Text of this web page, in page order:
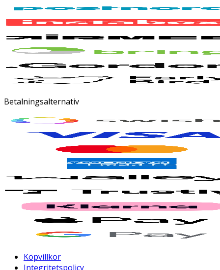
Betalningsalternativ
Köpvillkor
Integritetspolicy